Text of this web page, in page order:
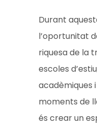
Durant
l’oportunitat
riquesa de la
escoles
acadèmiques
moments de
és crear un